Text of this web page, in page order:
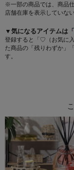
※一部の商品では、商品
店舗在庫を表示していな
▼気になるアイテムは「
登録すると「♡（お気に
た商品の「残りわずか」
す。